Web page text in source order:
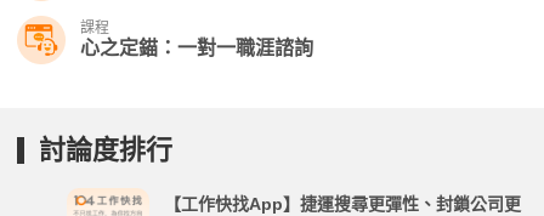
課程
心之定錨：一對一職涯諮詢
討論度排行
【工作快找App】捷運搜尋更彈性、封鎖公司更